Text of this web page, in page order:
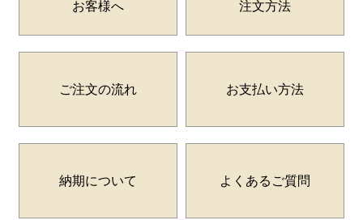
お客様へ
注文方法
ご注文の流れ お支払い方法
納期について よくあるご質問